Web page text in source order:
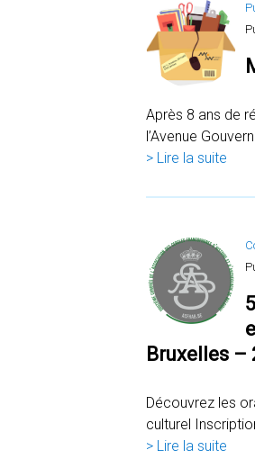
Après 8 ans de
l’Avenue
> Lire la suite
Bruxelles –
Découvrez les
culturel
> Lire la suite